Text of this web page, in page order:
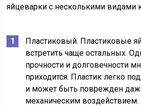
яйцеварки с несколькими видами
Пластиковый. Пластиковые
встретить чаще остальных.
прочности и долговечности
приходится. Пластик легко
и может быть поврежден
механическим воздействием.